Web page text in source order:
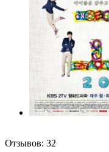
Отзывов: 32